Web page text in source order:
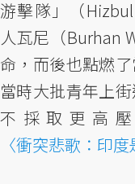
游擊隊」（
人瓦尼（Burhan
命，而後也點燃
當時大批青年上
不採取更高
〈衝突悲歌：印